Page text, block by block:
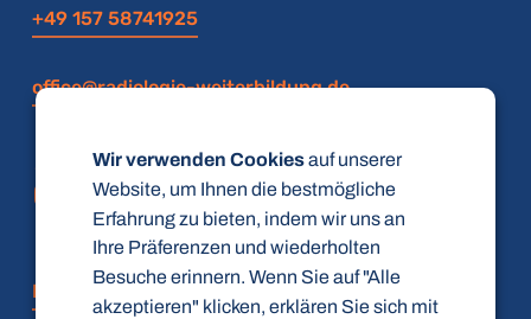
+49 157 58741925
office@radiologie-weiterbildung.de
FAQ
Wir verwenden Cookiesauf unserer
Website, um Ihnen die bestmögliche
Erfahrung zu bieten, indem wir uns an
Ihre Präferenzen und wiederholten
Besuche erinnern. Wenn Sie auf "Alle
akzeptieren" klicken, erklären Sie sich mit